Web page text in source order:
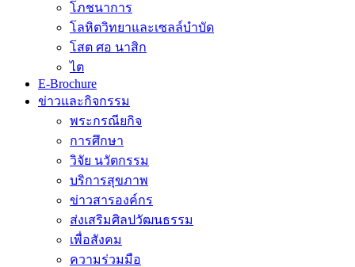
โภชนาการ
โลหิตวิทยาและเซลล์บำบัด
โสต ศอ นาสิก
ไต
E-Brochure
ข่าวและกิจกรรม
พระกรณียกิจ
การศึกษา
วิจัย นวัตกรรม
บริการสุขภาพ
ข่าวสารองค์กร
ส่งเสริมศิลปวัฒนธรรม
เพื่อสังคม
ความร่วมมือ